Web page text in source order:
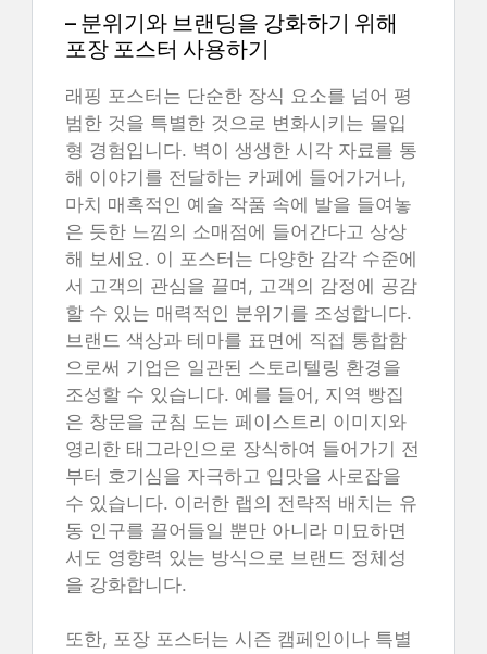
– 분위기와 브랜딩을 강화하기 위해
포장 포스터 사용하기
래핑 포스터는 단순한 장식 요소를 넘어 평
범한 것을 특별한 것으로 변화시키는 몰입
형 경험입니다. 벽이 생생한 시각 자료를 통
해 이야기를 전달하는 카페에 들어가거나,
마치 매혹적인 예술 작품 속에 발을 들여놓
은 듯한 느낌의 소매점에 들어간다고 상상
해 보세요. 이 포스터는 다양한 감각 수준에
서 고객의 관심을 끌며, 고객의 감정에 공감
할 수 있는 매력적인 분위기를 조성합니다.
브랜드 색상과 테마를 표면에 직접 통합함
으로써 기업은 일관된 스토리텔링 환경을
조성할 수 있습니다. 예를 들어, 지역 빵집
은 창문을 군침 도는 페이스트리 이미지와
영리한 태그라인으로 장식하여 들어가기 전
부터 호기심을 자극하고 입맛을 사로잡을
수 있습니다. 이러한 랩의 전략적 배치는 유
동 인구를 끌어들일 뿐만 아니라 미묘하면
서도 영향력 있는 방식으로 브랜드 정체성
을 강화합니다.
또한, 포장 포스터는 시즌 캠페인이나 특별